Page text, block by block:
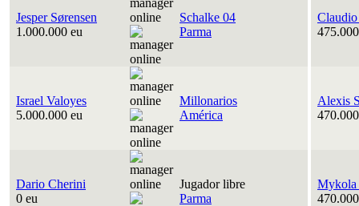
Jesper Sørensen
1.000.000 eu
Schalke 04
Parma
Claudio
Israel Valoyes
5.000.000 eu
Millonarios
América
Alexis
Dario Cherini
0 eu
Jugador libre
Parma
Mykola